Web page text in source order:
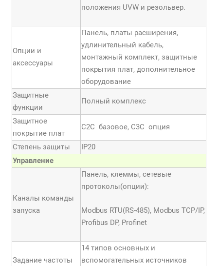
положения UVW и резольвер.
Опции и
аксессуары
Панель, платы расширения,
удлинительный кабель,
монтажный комплект, защитные
покрытия плат, дополнительное
оборудование
Защитные
функции
Полный комплекс
Защитное
покрытие плат
С2С базовое, С3С опция
Степень защиты
IP20
Управление
Каналы команды
запуска
Панель, клеммы, сетевые
протоколы(опции):
Modbus RTU(RS-485), Modbus TCP/IP,
Profibus DP, Profinet
Задание частоты
14 типов основных и
вспомогательных источников